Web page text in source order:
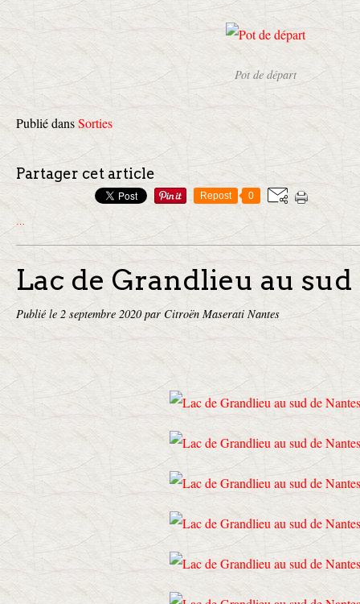
Pot de départ
Publié dansSorties
Partager cet article
Repost 0
…
Lac de Grandlieu au sud
Publié le 2 septembre 2020par Citroën Maserati Nantes